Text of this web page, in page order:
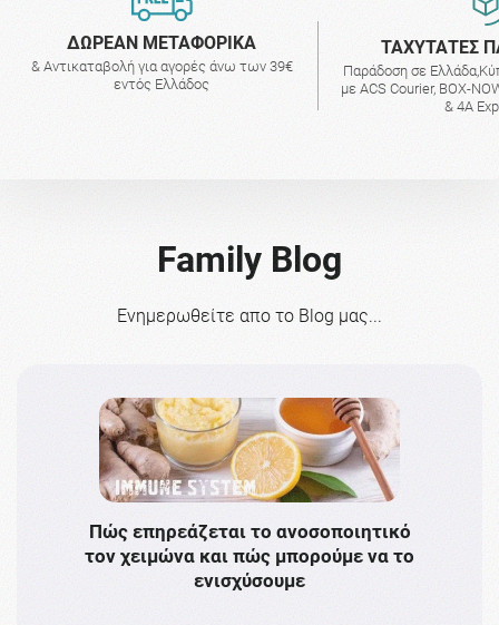
ΔΩΡΕΑΝ ΜΕΤΑΦΟΡΙΚΑ
& Αντικαταβολή για αγορές άνω των 39€
εντός Ελλάδος
ΤΑΧΥΤΑΤΕΣ
Παράδοση σε
με ACS Courier, BOX-
& 4A
Family Blog
Ενημερωθείτε απο το Blog μας...
Πώς επηρεάζεται το ανοσοποιητικό
τον χειμώνα και πώς μπορούμε να το
ενισχύσουμε